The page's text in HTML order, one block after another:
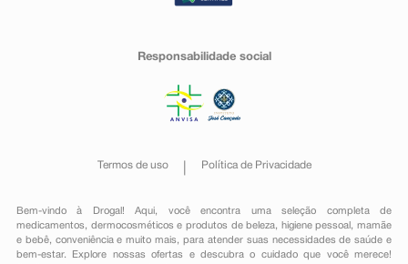
Responsabilidade social
Termos de uso Política de Privacidade
Bem-vindo à Drogal! Aqui, você encontra uma seleção completa de
medicamentos , dermocosméticos e produtos de beleza, higiene pessoal ,mamãe
e bebê, conveniênciae muito mais, para atender suas necessidades de saúde e
bem-estar. Explore nossas ofertas e descubra o cuidado que você merece!